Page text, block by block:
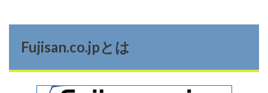
Fujisan.co.jpとは